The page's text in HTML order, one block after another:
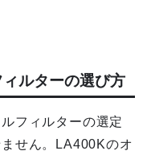
ルターの選び方
フィルターの選定
せん。LA400Kのオ